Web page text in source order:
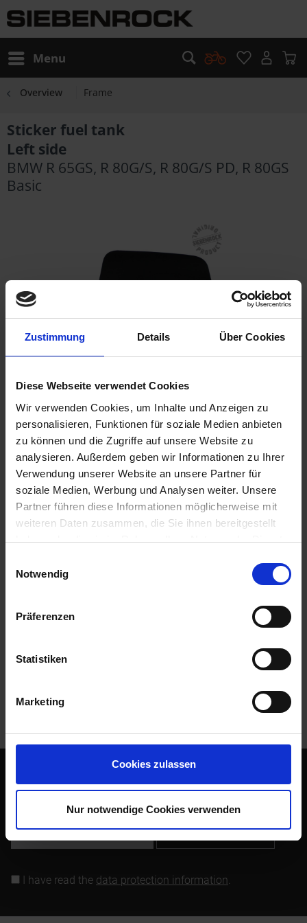
Zustimmung Details Über Cookies
Diese Webseite verwendet Cookies
Wir verwenden Cookies, um Inhalte und Anzeigen zu
personalisieren, Funktionen für soziale Medien anbieten
zu können und die Zugriffe auf unsere Website zu
analysieren. Außerdem geben wir Informationen zu Ihrer
Verwendung unserer Website an unsere Partner für
soziale Medien, Werbung und Analysen weiter. Unsere
Partner führen diese Informationen möglicherweise mit
weiteren Daten zusammen, die Sie ihnen bereitgestellt
haben oder die sie im Rahmen Ihrer Nutzung der Dienste
Cookies, wenn Sie unsere Webseite weiterhin nutzen.
Notwendig
Präferenzen
Statistiken
Marketing
Cookies zulassen
Nur notwendige Cookies verwenden
Menu
Overview Frame
Sticker fuel tank
Left side
BMW R 65GS, R 80G/S, R 80G/S PD, R 80GS
Basic
€9.50
Prices incl. VAT,plus shipping costs
Ready to ship today, Delivery time appr. 2-4 workdays within
Germany
Add to shopping cart
Remember Comment
part no.: 5114923
Black.Left side. Siebenrock product Each original
Subscribe to the free newsletter and ensure that you will no
I have read the data protection information.